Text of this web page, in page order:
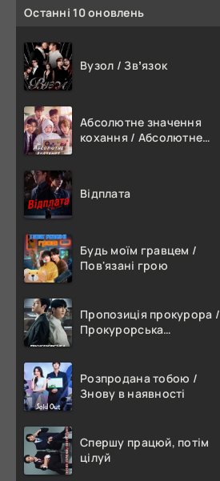
Останні 10 оновлень
Вузол / Звʼязок
Абсолютне значення
кохання / Абсолютне
Відплата
Будь моїм гравцем /
Пов'язані грою
Пропозиція прокурора /
Прокурорська
Розпродана тобою /
Знову в наявності
Спершу працюй, потім
цілуй